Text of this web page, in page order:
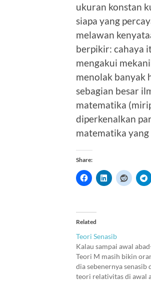
ukuran konstan
siapa yang
melawan
berpikir: cahaya
mengakui
menolak banyak
sebagian besar
matematika
diperkenalkan
matematika
Share:
Related
Teori Senasib
Kalau sampai awal
Teori M masih bikin
dia sebenernya senasib
teori relativitas di awal